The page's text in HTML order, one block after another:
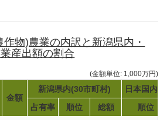
物)農業の内訳と新潟県内・
産出額の割合
(金額単位: 1,000万円)
金額
新潟県内(30市町村)
日本国内
占有率
順位 総額
順位